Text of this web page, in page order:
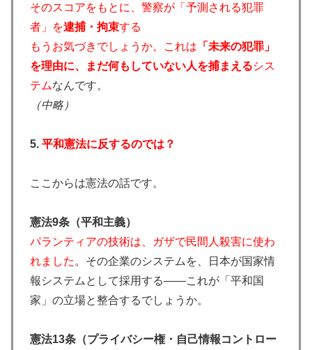
そのスコアをもとに、警察が「予測される犯罪
者」を逮捕・拘束する
もうお気づきでしょうか。これは 「未来の犯罪」
を理由に、まだ何もしていない人を捕まえるシス
テムなんです。
（中略）
5. 平和憲法に反するのでは？
ここからは憲法の話です。
憲法9条（平和主義）
パランティアの技術は、ガザで民間人殺害に使わ
れました 。その企業のシステムを、日本が国家情
報システムとして採用する——これが「平和国
家」の立場と整合するでしょうか。
憲法13条（プライバシー権・自己情報コントロー